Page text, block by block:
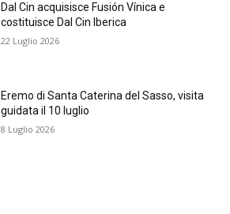
Dal Cin acquisisce Fusión Vínica e
costituisce Dal Cin Iberica
22 Luglio 2026
Eremo di Santa Caterina del Sasso, visita
guidata il 10 luglio
8 Luglio 2026